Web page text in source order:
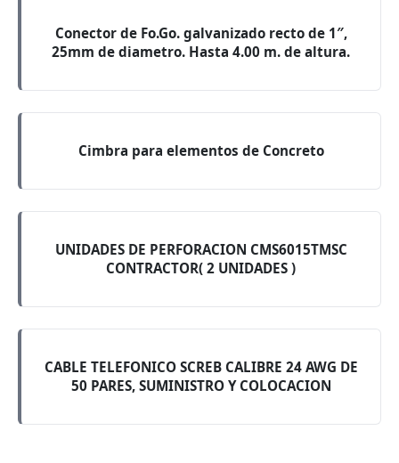
Conector de Fo.Go. galvanizado recto de 1″,
25mm de diametro. Hasta 4.00 m. de altura.
Cimbra para elementos de Concreto
UNIDADES DE PERFORACION CMS6015TMSC
CONTRACTOR( 2 UNIDADES )
CABLE TELEFONICO SCREB CALIBRE 24 AWG DE
50 PARES, SUMINISTRO Y COLOCACION